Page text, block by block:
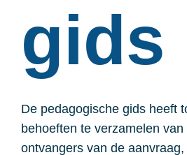
gids
De pedagogische gids heeft
behoeften te verzamelen
ontvangers van de